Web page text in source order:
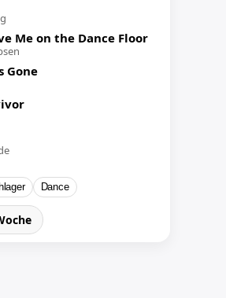
Me on the Dance Floor
Gone
Dance